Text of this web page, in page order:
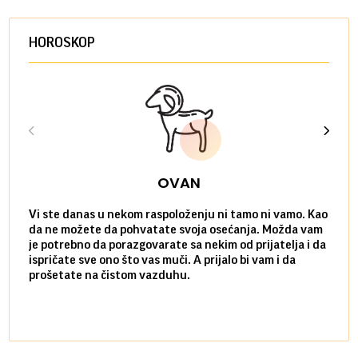
HOROSKOP
OVAN
Vi ste danas u nekom raspoloženju ni tamo ni vamo. Kao
da ne možete da pohvatate svoja osećanja. Možda vam
je potrebno da porazgovarate sa nekim od prijatelja i da
ispričate sve ono što vas muči. A prijalo bi vam i da
prošetate na čistom vazduhu.